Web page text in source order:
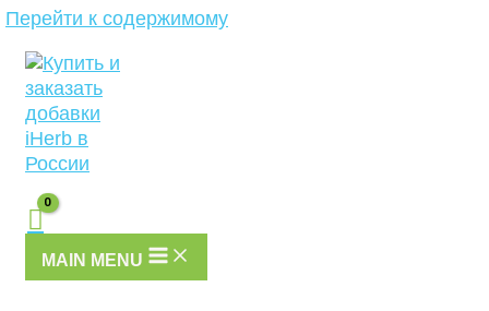
Перейти к содержимому
MAIN MENU